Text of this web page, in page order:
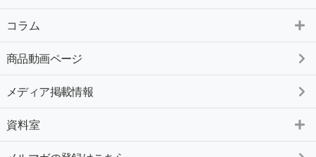
コラム
商品動画ページ
メディア掲載情報
資料室